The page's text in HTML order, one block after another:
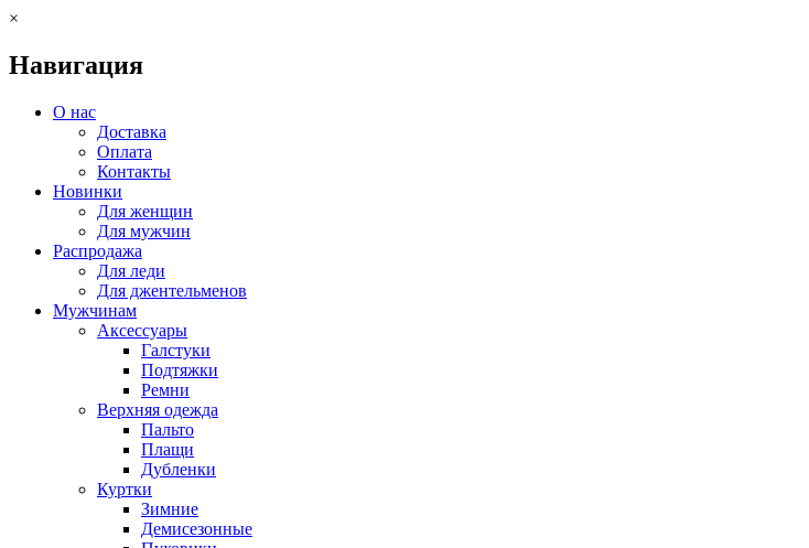
×
Навигация
О нас
Доставка
Оплата
Контакты
Новинки
Для женщин
Для мужчин
Распродажа
Для леди
Для джентельменов
Мужчинам
Аксессуары
Галстуки
Подтяжки
Ремни
Верхняя одежда
Пальто
Плащи
Дубленки
Куртки
Зимние
Демисезонные